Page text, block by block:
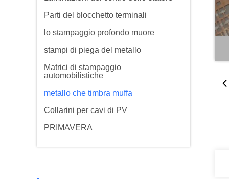
Parti del blocchetto terminali
lo stampaggio profondo muore
stampi di piega del metallo
Matrici di stampaggio
automobilistiche
metallo che timbra muffa
Collarini per cavi di PV
PRIMAVERA